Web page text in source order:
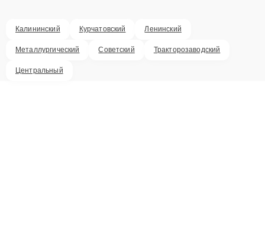
Калининский Курчатовский Ленинский
Металлургический Советский Тракторозаводский
Центральный